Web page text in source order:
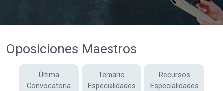
Oposiciones Maestros
Última
Convocatoria
Temario
Especialidades
Recursos
Especialidades